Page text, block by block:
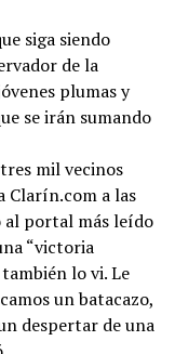
siga siendo
de la
plumas y
se irán sumando
mil vecinos
Clarín.com a las
al portal más leído
“victoria
lo vi. Le
un batacazo,
despertar de una